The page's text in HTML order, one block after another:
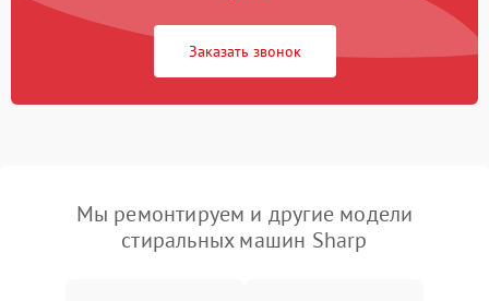
Заказать звонок
Мы ремонтируем и другие модели
стиральных машин Sharp